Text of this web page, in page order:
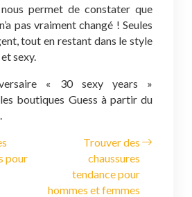
permet de constater que
pas vraiment changé ! Seules
tout en restant dans le style
sexy.
« 30 sexy years »
boutiques Guess à partir du
pour
Trouver des
chaussures
tendance pour
hommes et femmes